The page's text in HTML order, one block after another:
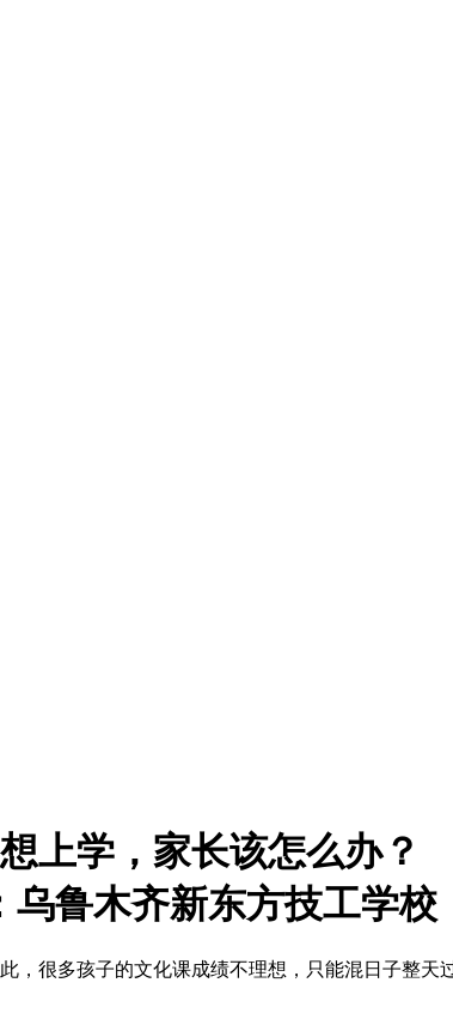
上学，家长该怎么办？
乌鲁木齐新东方技工学校
，很多孩子的文化课成绩不理想，只能混日子整